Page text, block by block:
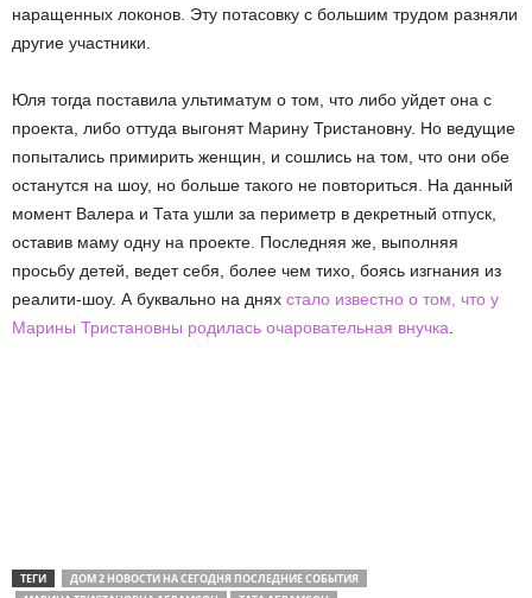
наращенных локонов. Эту потасовку с большим трудом разняли
другие участники.
Юля тогда поставила ультиматум о том, что либо уйдет она с
проекта, либо оттуда выгонят Марину Тристановну. Но ведущие
попытались примирить женщин, и сошлись на том, что они обе
останутся на шоу, но больше такого не повториться. На данный
момент Валера и Тата ушли за периметр в декретный отпуск,
оставив маму одну на проекте. Последняя же, выполняя
просьбу детей, ведет себя, более чем тихо, боясь изгнания из
реалити-шоу. А буквально на днях стало известно о том, что у
Марины Тристановны родилась очаровательная внучка
ТЕГИ
ДОМ 2 НОВОСТИ НА СЕГОДНЯ ПОСЛЕДНИЕ СОБЫТИЯ